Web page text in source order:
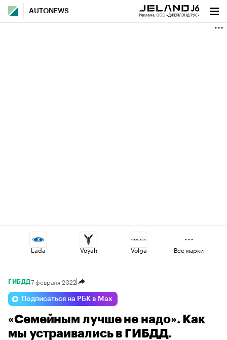
AUTONEWS
Lada Voyah Volga
Haval Esteo
Omoda Changan Jaecoo
Все марки
ГИБДД 7 февраля 2022
Подписаться на РБК в Max
«Семейным лучше не надо». Как
мы устраивались в ГИБДД.